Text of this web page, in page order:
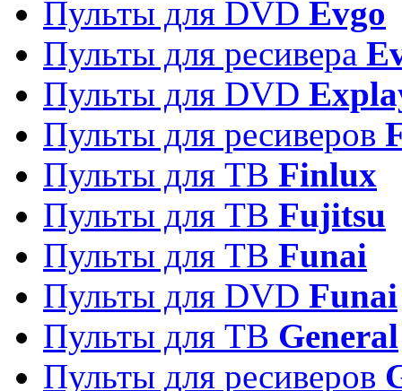
Пульты для DVD Evgo
Пульты для ресивера
Пульты для DVD
Пульты для ресиверов
Пульты для ТВ Finlux
Пульты для ТВ Fujitsu
Пульты для ТВ Funai
Пульты для DVD Funai
Пульты для ТВ General
Пульты для ресиверов